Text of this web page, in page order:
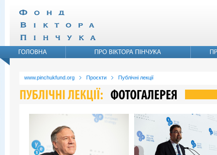
www.pinchukfund.org Проєкти Публічні лекції